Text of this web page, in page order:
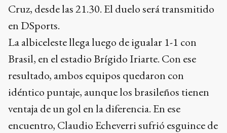
Cruz, desde las 21.30. El duelo será transmitido
en DSports.
La albiceleste llega luego de igualar 1-1 con
Brasil, en el estadio Brígido Iriarte. Con ese
resultado, ambos equipos quedaron con
idéntico puntaje, aunque los brasileños tienen
ventaja de un gol en la diferencia. En ese
encuentro, Claudio Echeverri sufrió esguince de